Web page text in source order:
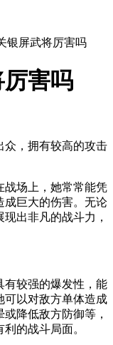
银屏武将厉害吗
害吗
众，拥有较高的攻击
战场上，她常常能凭
成巨大的伤害。无论
出非凡的战斗力，
有较强的爆发性，能
可以对敌方单体造成
降低敌方防御等，
的战斗局面。